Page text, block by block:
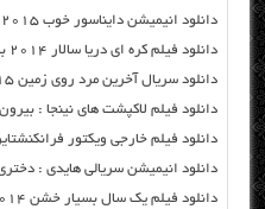
دانلود انیمیشن دایناسور خوب ۲۰۱۵ با دوبله فارسی
دانلود فیلم کره ای دریا سالار ۲۰۱۴ با دوبله فارسی
دانلود سریال آخرین مرد روی زمین ۲۰۱۵ با دوبله فارسی
دانلود فیلم لاکپشت های نینجا : بیرون از سایه ها
دانلود فیلم خارجی ویکتور فرانکنشتاین ۲۰۱۵ با دوبله
دانلود انیمیشن سریالی هایدی :
دانلود فیلم یک سال بسیار خشن ۲۰۱۴ با دوبله فارسی